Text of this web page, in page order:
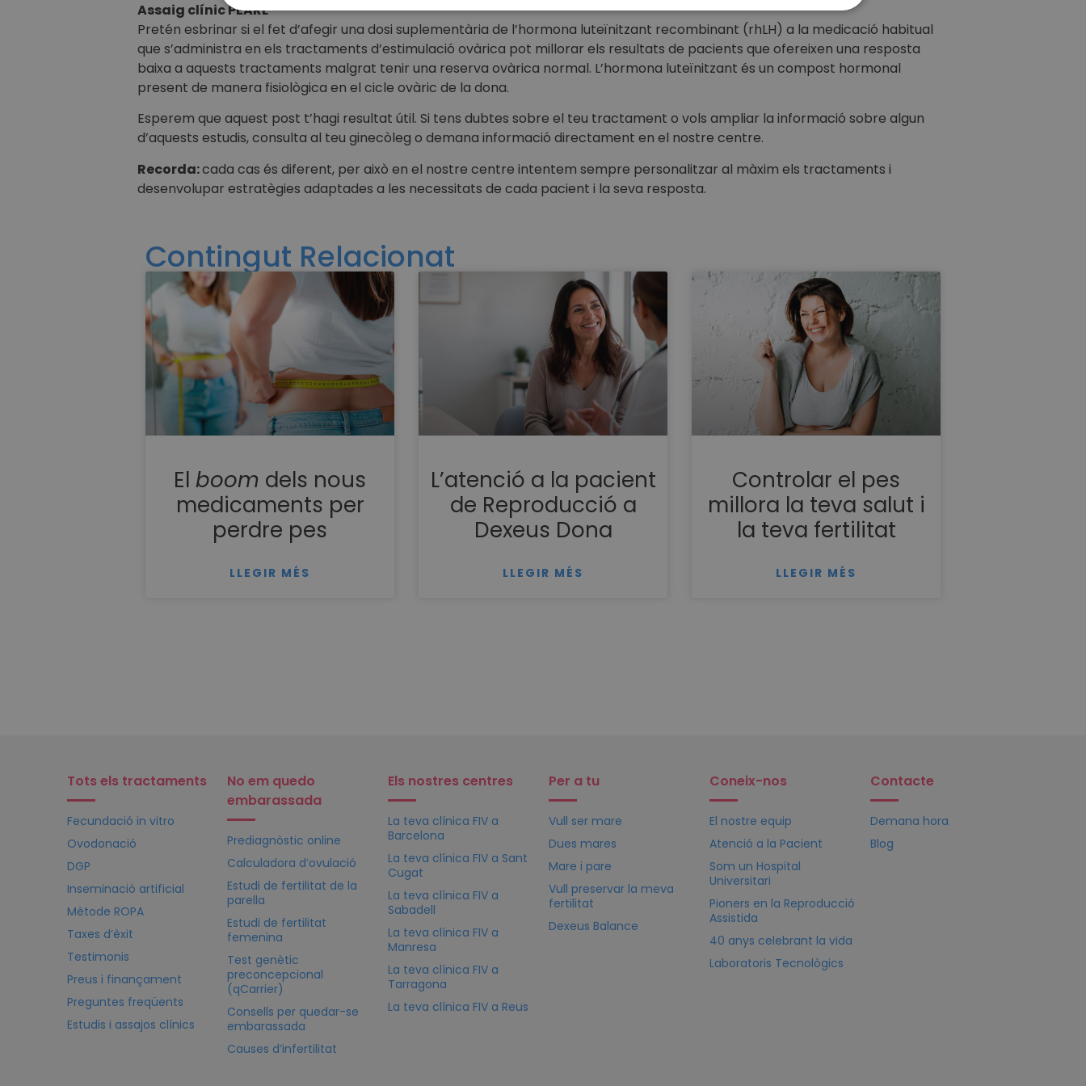
Assaig clínic PEARL
Pretén esbrinar si el fet d’afegir una dosi suplementària de l’hormona luteïnitzant recombinant (rhLH) a la medicació habitual
que s’administra en els tractaments d’estimulació ovàrica pot millorar els resultats de pacients que ofereixen una resposta
baixa a aquests tractaments malgrat tenir una reserva ovàrica normal. L’hormona luteïnitzant és un compost hormonal
present de manera fisiològica en el cicle ovàric de la dona.
Esperem que aquest post t’hagi resultat útil. Si tens dubtes sobre el teu tractament o vols ampliar la informació sobre algun
d’aquests estudis, consulta al teu ginecòleg o demana informació directament en el nostre centre.
Recorda:cada cas és diferent, per això en el nostre centre intentem sempre personalitzar al màxim els tractaments i
desenvolupar estratègies adaptades a les necessitats de cada pacient i la seva resposta.
Contingut Relacionat
El boom dels nous
medicaments per
perdre pes
LLEGIR MÉS
L’atenció a la pacient
de Reproducció a
Dexeus Dona
LLEGIR MÉS
Controlar el pes
millora la teva salut i
la teva fertilitat
LLEGIR MÉS
Tots els tractaments
Fecundació in vitro
Ovodonació
DGP
Inseminació artificial
Mètode ROPA
Taxes d’èxit
Testimonis
Preus i finançament
Preguntes freqüents
Estudis i assajos clínics
No em quedo
embarassada
Prediagnòstic online
Calculadora d’ovulació
Estudi de fertilitat de la
parella
Estudi de fertilitat
femenina
Test genètic
preconcepcional
(qCarrier)
Consells per quedar-se
embarassada
Causes d’infertilitat
Els nostres centres
La teva clínica FIV a
Barcelona
La teva clínica FIV a Sant
Cugat
La teva clínica FIV a
Sabadell
La teva clínica FIV a
Manresa
La teva clínica FIV a
Tarragona
La teva clínica FIV a Reus
Per a tu
Vull ser mare
Dues mares
Mare i pare
Vull preservar la meva
fertilitat
Dexeus Balance
Coneix-nos
El nostre equip
Atenció a la Pacient
Som un Hospital
Universitari
Pioners en la Reproducció
Assistida
40 anys celebrant la vida
Laboratoris Tecnològics
Contacte
Demana hora
Blog
ESPAÑOL